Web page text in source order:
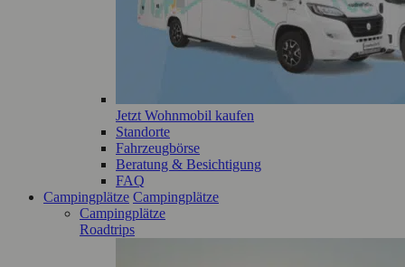
Jetzt Wohnmobil kaufen
Standorte
Fahrzeugbörse
Beratung & Besichtigung
FAQ
Campingplätze Campingplätze
Campingplätze
Roadtrips